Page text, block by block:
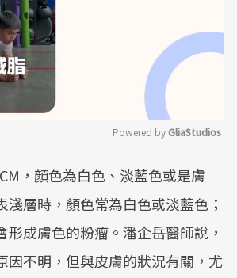
Mute
Powered by GliaStudios
，顏色為白色、淡藍色或是膚
淺層時，顏色常為白色或淡藍色；
形成膚色的粉瘤。潘企岳醫師說，
因不明，但與皮膚的狀況有關，尤